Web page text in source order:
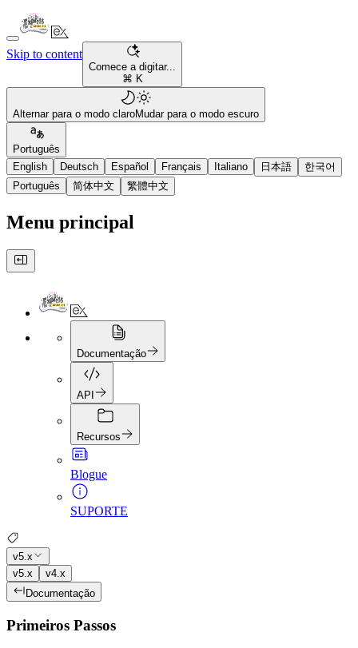
Skip to content
Comece a digitar...
⌘ K
Alternar para o modo claroMudar para o modo escuro
Português
English
Deutsch Español Français Italiano 日本語
한국어
Português
简体中文 繁體中文
Menu principal
Documentação
API
Recursos
Blogue
SUPORTE
v5.x
v5.x
v4.x
Documentação
Primeiros Passos